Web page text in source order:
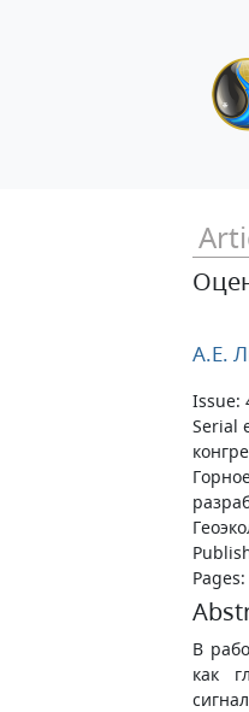
А.Е.
Issue:
Serial
В
как